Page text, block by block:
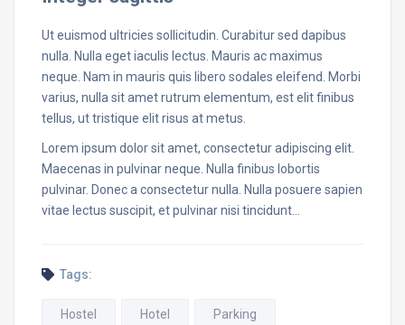
Ut euismod ultricies sollicitudin. Curabitur sed dapibus
nulla. Nulla eget iaculis lectus. Mauris ac maximus
neque. Nam in mauris quis libero sodales eleifend. Morbi
varius, nulla sit amet rutrum elementum, est elit finibus
tellus, ut tristique elit risus at metus.
Lorem ipsum dolor sit amet, consectetur adipiscing elit.
Maecenas in pulvinar neque. Nulla finibus lobortis
pulvinar. Donec a consectetur nulla. Nulla posuere sapien
vitae lectus suscipit, et pulvinar nisi tincidunt…
Tags:
Hostel Hotel Parking